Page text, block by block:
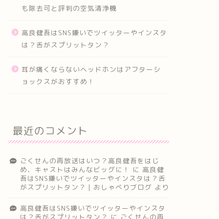
も除去可と評判の空気清浄機
高良健吾はSNS嫌いでツイッターやインスタ
は？舌がスプリットタン？
耳が痛くならないヘッドホンはアフターシ
ョックスがおすすめ！
最近のコメント
ごくせんの再放送はいつ？高良健吾をはじ
め、キャストはみんなビッグに！
に 高良健
吾はSNS嫌いでツイッターやインスタは？舌
がスプリットタン？｜おしゃべりブログ より
高良健吾はSNS嫌いでツイッターやインスタ
は？舌がスプリットタン？ に ごくせんの再